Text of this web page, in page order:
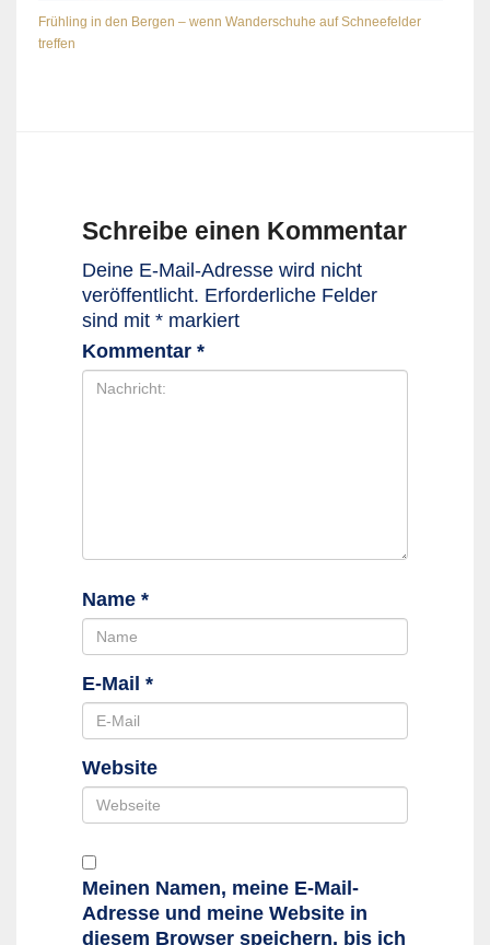
Frühling in den Bergen – wenn Wanderschuhe auf Schneefelder
treffen
Schreibe einen Kommentar
Deine E-Mail-Adresse wird nicht
veröffentlicht. Erforderliche Felder
sind mit * markiert
Kommentar *
Name *
E-Mail *
Website
Meinen Namen, meine E-Mail-
Adresse und meine Website in
diesem Browser speichern, bis ich